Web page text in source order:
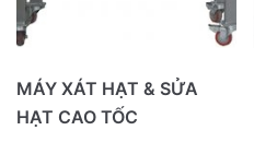
MÁY XÁT HẠT & SỬA
HẠT CAO TỐC